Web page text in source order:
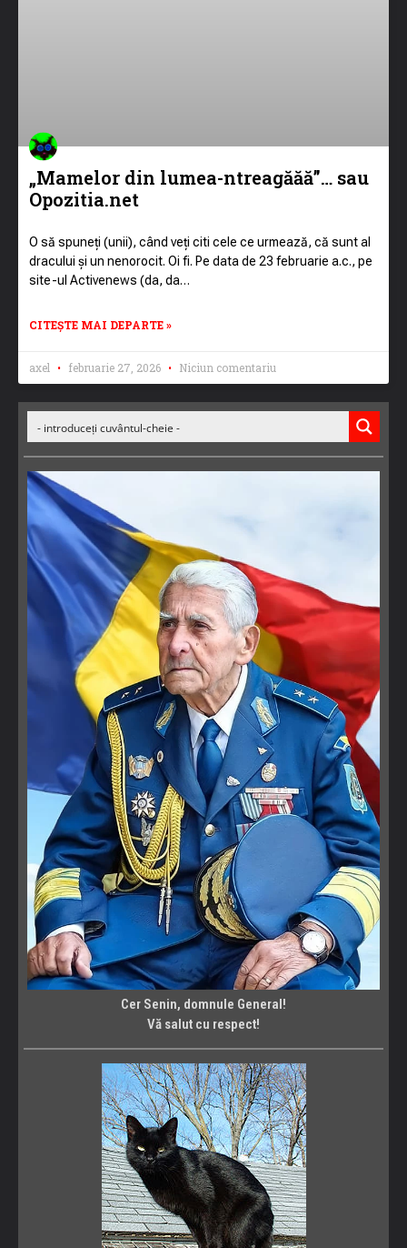
„Mamelor din lumea-ntreagăăă”… sau
Opozitia.net
O să spuneți (unii), când veți citi cele ce urmează, că sunt al
dracului și un nenorocit. Oi fi. Pe data de 23 februarie a.c., pe
site-ul Activenews (da, da…
CITEȘTE MAI DEPARTE »
axel februarie 27, 2026 Niciun comentariu
Cer Senin, domnule General!
Vă salut cu respect!